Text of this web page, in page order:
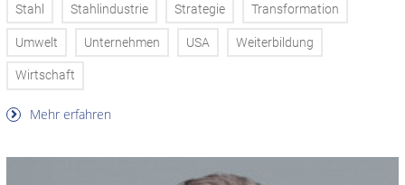
Stahl Stahlindustrie Strategie Transformation
Umwelt Unternehmen USA Weiterbildung
Wirtschaft
Mehr erfahren